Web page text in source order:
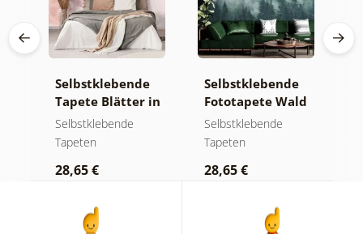
Selbstklebende
Tapete Blätter in
Pastelltönen
Selbstklebende
Tapeten
28,65 €
Selbstklebende
Fototapete Wald
im Nebel
Selbstklebende
Tapeten
28,65 €